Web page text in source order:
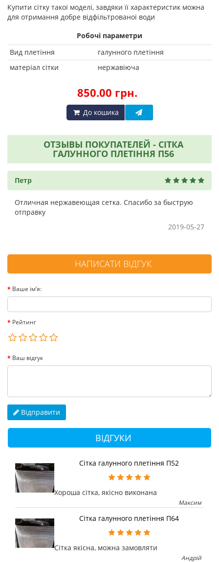
Купити сітку такої моделі, завдяки її характеристик можна
для отримання добре відфільтрованої води
Робочі параметри
Вид плетіння
галунного плетіння
матеріал сітки
нержавіюча
850.00 грн.
До кошика
ОТЗЫВЫ ПОКУПАТЕЛЕЙ - СІТКА
ГАЛУННОГО ПЛЕТІННЯ П56
Петр
Отличная нержавеющая сетка. Спасибо за быструю
отправку
2019-05-27
НАПИСАТИ ВІДГУК
Ваше ім’я:
Рейтинг
Ваш відгук
Відправити
ВІДГУКИ
Сітка галунного плетіння П52
Хороша сітка, якісно виконана
Максим
Сітка галунного плетіння П64
Сітка якісна, можна замовляти
Андрій